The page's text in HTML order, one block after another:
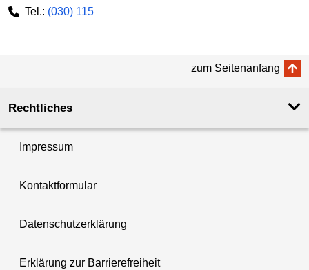
Tel.: (030) 115
zum Seitenanfang
Rechtliches
Impressum
Kontaktformular
Datenschutzerklärung
Erklärung zur Barrierefreiheit